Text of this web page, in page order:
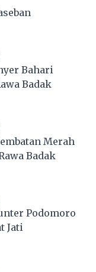
Bahari
Badak
Merah
Badak
Podomoro
Jati